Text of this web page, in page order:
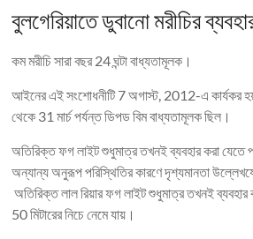
বুলগেরিয়াতে ডুবানো মরীচির
কম মরীচি সারা বছর 24 ঘন্টা বাধ্যতামূলক।
আইনের এই সংশোধনীটি 7 অগাস্ট, 2012-এ কার্যকর
থেকে 31 মার্চ পর্যন্ত ডিপড বিম বাধ্যতামূলক ছিল।
অতিরিক্ত ফগ লাইট শুধুমাত্র তখনই ব্যবহার করা যেতে
অন্যান্য অনুরূপ পরিস্থিতির কারণে দৃশ্যমানতা
অতিরিক্ত লাল রিয়ার ফগ লাইট শুধুমাত্র তখনই ব্যবহার
50 মিটারের নিচে নেমে যায়।